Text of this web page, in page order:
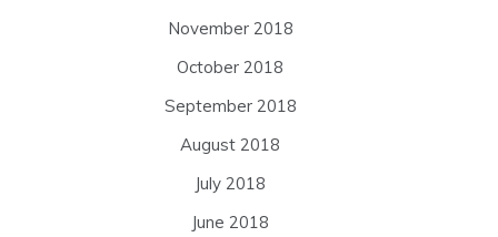
November 2018
October 2018
September 2018
August 2018
July 2018
June 2018